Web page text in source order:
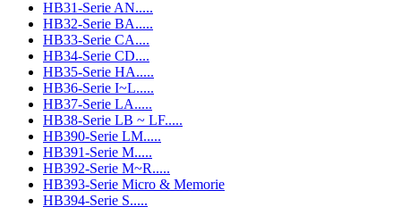
HB31-Serie AN.....
HB32-Serie BA.....
HB33-Serie CA....
HB34-Serie CD....
HB35-Serie HA.....
HB36-Serie I~L.....
HB37-Serie LA.....
HB38-Serie LB ~ LF.....
HB390-Serie LM.....
HB391-Serie M.....
HB392-Serie M~R.....
HB393-Serie Micro & Memorie
HB394-Serie S.....